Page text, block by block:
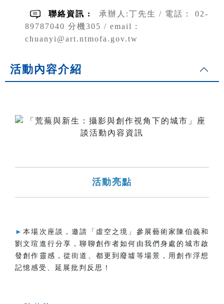
聯絡資訊 :
承辦人:丁先生 / 電話： 02-
89787040 分機305 / email :
chuanyi@art.ntmofa.gov.tw
活動內容介紹
活動亮點
► 本場次座談，邀請「虛空之境」參展藝術家陳伯義和
劉文瑄進行分享，聊聊創作者如何由我們身處的城市啟
發創作靈感，從街道、都更到廢墟等場景，用創作浮想
記憶感受、延展批判反思！